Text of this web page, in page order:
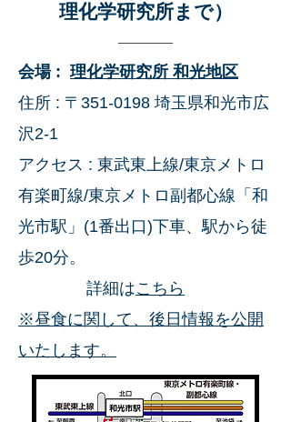
理化学研究所まで）
会場 : 理化学研究所 和光地区
住所 : 〒351-0198 埼玉県和光市広
沢2-1
​アクセス : 東武東上線/東京メトロ
有楽町線/東京メトロ副都心線「和
光市駅」(1番出口)下車、駅から徒
歩20分。
詳細はこちら
※昼食に関して、後日情報を公開
いたします。